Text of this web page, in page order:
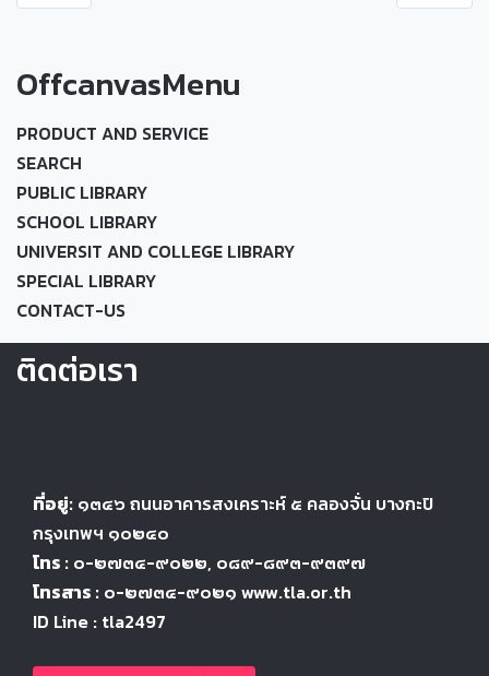
OffcanvasMenu
PRODUCT AND SERVICE
SEARCH
PUBLIC LIBRARY
SCHOOL LIBRARY
UNIVERSIT AND COLLEGE LIBRARY
SPECIAL LIBRARY
CONTACT-US
ติดต่อเรา
ที่อยู่: ๑๓๔๖ ถนนอาคารสงเคราะห์ ๕ คลองจั่น บางกะปิ
กรุงเทพฯ ๑๐๒๔๐
โทร : ๐-๒๗๓๔-๙๐๒๒, ๐๘๙-๘๙๓-๙๓๙๗
โทรสาร : ๐-๒๗๓๔-๙๐๒๑ www.tla.or.th
ID Line : tla2497